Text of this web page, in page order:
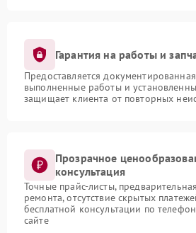
Гарантия на работы и
Предоставляется
выполненные работы и
защищает клиента от повторных
Прозрачное
консультация
Точные прайс-листы,
ремонта, отсутствие скрытых
бесплатной консультации по
сайте